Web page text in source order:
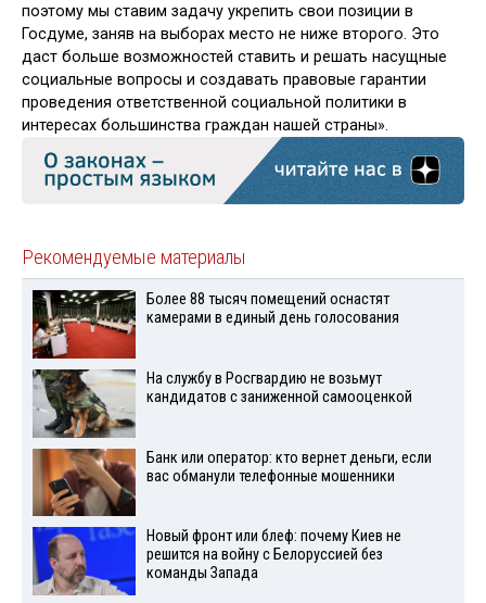
поэтому мы ставим задачу укрепить свои позиции в
Госдуме, заняв на выборах место не ниже второго. Это
даст больше возможностей ставить и решать насущные
социальные вопросы и создавать правовые гарантии
проведения ответственной социальной политики в
интересах большинства граждан нашей страны».
Рекомендуемые материалы
Более 88 тысяч помещений оснастят
камерами в единый день голосования
На службу в Росгвардию не возьмут
кандидатов с заниженной самооценкой
Банк или оператор: кто вернет деньги, если
вас обманули телефонные мошенники
Новый фронт или блеф: почему Киев не
решится на войну с Белоруссией без
команды Запада